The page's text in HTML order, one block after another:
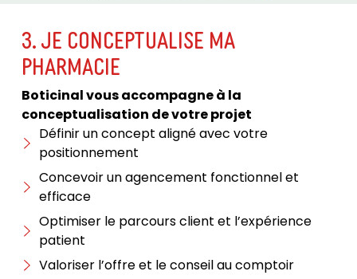
3. JE CONCEPTUALISE MA
PHARMACIE
Boticinal vous accompagne à la
conceptualisation de votre projet
Définir un concept aligné avec votre
positionnement
Concevoir un agencement fonctionnel et
efficace
Optimiser le parcours client et l’expérience
patient
Valoriser l’offre et le conseil au comptoir